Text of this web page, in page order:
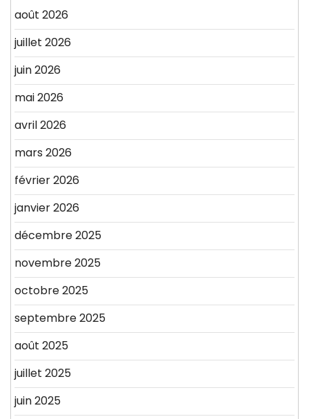
août 2026
juillet 2026
juin 2026
mai 2026
avril 2026
mars 2026
février 2026
janvier 2026
décembre 2025
novembre 2025
octobre 2025
septembre 2025
août 2025
juillet 2025
juin 2025